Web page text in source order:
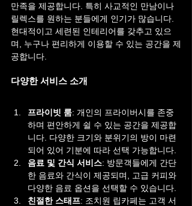
만족을 제공합니다. 특히 사교적인 만남이나
릴렉스를 원하는 분들에게 인기가 많습니다.
현대적이고 세련된 인테리어를 갖추고 있으
며, 누구나 편리하게 이용할 수 있는 공간을 제
공합니다.
다양한 서비스 소개
프라이빗 룸: 개인의 프라이버시를 존중
하며 편안하게 쉴 수 있는 공간을 제공합
니다. 다양한 크기와 분위기의 방이 마련
되어 있어 기분에 따라 선택 가능합니다.
음료 및 간식 서비스: 방문객들에게 간단
한 음료와 간식이 제공되며, 고급 커피와
다양한 음료 옵션을 선택할 수 있습니다.
친절한 스태프: 조치원 립카페는 고객 서